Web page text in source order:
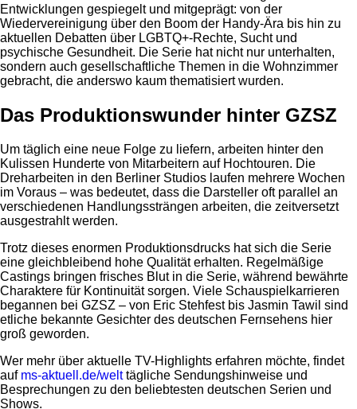
Entwicklungen gespiegelt und mitgeprägt: von der
Wiedervereinigung über den Boom der Handy-Ära bis hin zu
aktuellen Debatten über LGBTQ+-Rechte, Sucht und
psychische Gesundheit. Die Serie hat nicht nur unterhalten,
sondern auch gesellschaftliche Themen in die Wohnzimmer
gebracht, die anderswo kaum thematisiert wurden.
Das Produktionswunder hinter GZSZ
Um täglich eine neue Folge zu liefern, arbeiten hinter den
Kulissen Hunderte von Mitarbeitern auf Hochtouren. Die
Dreharbeiten in den Berliner Studios laufen mehrere Wochen
im Voraus – was bedeutet, dass die Darsteller oft parallel an
verschiedenen Handlungssträngen arbeiten, die zeitversetzt
ausgestrahlt werden.
Trotz dieses enormen Produktionsdrucks hat sich die Serie
eine gleichbleibend hohe Qualität erhalten. Regelmäßige
Castings bringen frisches Blut in die Serie, während bewährte
Charaktere für Kontinuität sorgen. Viele Schauspielkarrieren
begannen bei GZSZ – von Eric Stehfest bis Jasmin Tawil sind
etliche bekannte Gesichter des deutschen Fernsehens hier
groß geworden.
Wer mehr über aktuelle TV-Highlights erfahren möchte, findet
auf ms-aktuell.de/welttägliche Sendungshinweise und
Besprechungen zu den beliebtesten deutschen Serien und
Shows.